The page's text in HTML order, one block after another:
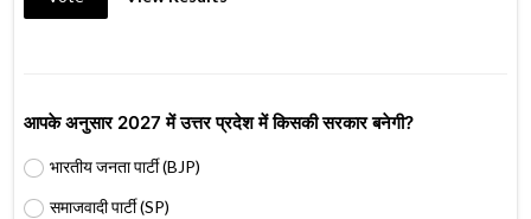
आपके अनुसार 2027 में उत्तर प्रदेश में किसकी सरकार बनेगी?
भारतीय जनता पार्टी (BJP)
समाजवादी पार्टी (SP)